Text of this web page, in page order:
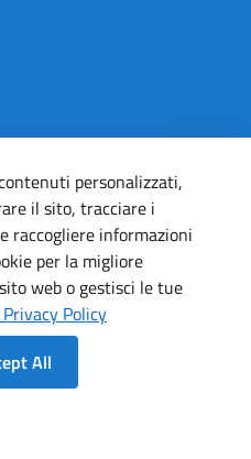
Linkedin
personalizzati,
il sito, tracciare i
raccogliere informazioni
per la migliore
web o gestisci le tue
Policy
All